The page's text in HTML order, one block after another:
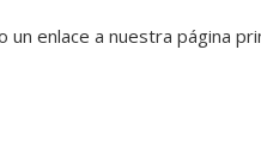
enlace a nuestra página